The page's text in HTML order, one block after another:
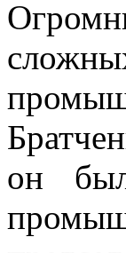
он был